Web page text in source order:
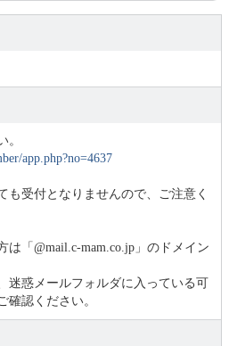
。
app.php?no=4637
も受付となりませんので、ご注意く
「@mail.c-mam.co.jp」のドメイン
迷惑メールフォルダに入っている可
確認ください。